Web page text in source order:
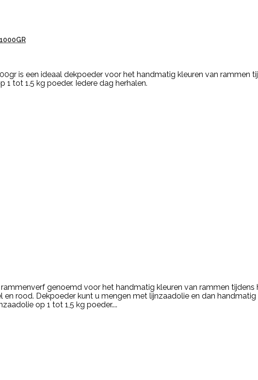
is een ideaal dekpoeder voor het handmatig kleuren van rammen
tot 1.5 kg poeder. Iedere dag herhalen.
genoemd voor het handmatig kleuren van rammen tijdens
en rood. Dekpoeder kunt u mengen met lijnzaadolie en dan
op 1 tot 1,5 kg poeder....